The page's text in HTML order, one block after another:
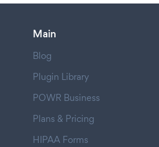
Main
Blog
Plugin Library
POWR Business
Plans & Pricing
HIPAA Forms